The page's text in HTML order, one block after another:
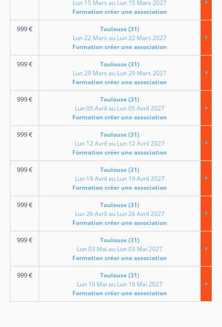
Lun 15 Mars au Lun 15 Mars 2027
Formation créer une association
999€
Toulouse (31)
Lun 22 Mars au Lun 22 Mars 2027
Formation créer une association
999€
Toulouse (31)
Lun 29 Mars au Lun 29 Mars 2027
Formation créer une association
999€
Toulouse (31)
Lun 05 Avril au Lun 05 Avril 2027
Formation créer une association
999€
Toulouse (31)
Lun 12 Avril au Lun 12 Avril 2027
Formation créer une association
999€
Toulouse (31)
Lun 19 Avril au Lun 19 Avril 2027
Formation créer une association
999€
Toulouse (31)
Lun 26 Avril au Lun 26 Avril 2027
Formation créer une association
999€
Toulouse (31)
Lun 03 Mai au Lun 03 Mai 2027
Formation créer une association
999€
Toulouse (31)
Lun 10 Mai au Lun 10 Mai 2027
Formation créer une association